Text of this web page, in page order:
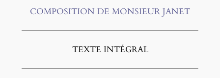
COMPOSITION DE MONSIEUR JANET
TEXTE INTÉGRAL